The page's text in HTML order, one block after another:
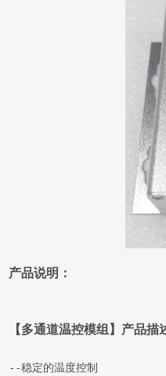
产品说明：
【多通道温控模组】产品描
--稳定的温度控制